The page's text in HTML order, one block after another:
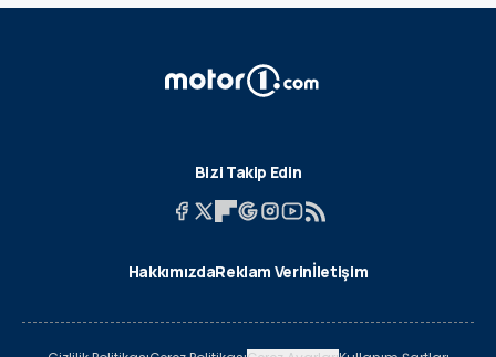
Bizi Takip Edin
HakkımızdaReklam Verinİletişim